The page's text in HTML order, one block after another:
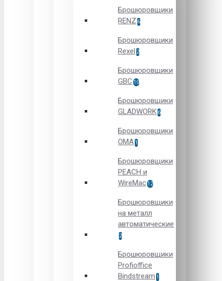
Брошюровщики
RENZ 6
Брошюровщики
Rexel 2
Брошюровщики
GBC 10
Брошюровщики
GLADWORK 6
Брошюровщики
OMA 1
Брошюровщики
PEACH и
WireMac 12
Брошюровщики
на металл
автоматические
2
Брошюровщики
Рrofioffice
Вindstream 1